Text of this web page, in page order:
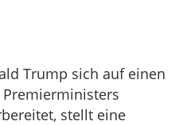
Trump sich auf einen
stellt eine